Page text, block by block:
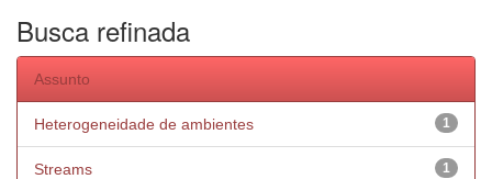
Busca refinada
Assunto
1
Heterogeneidade de ambientes
1
Streams